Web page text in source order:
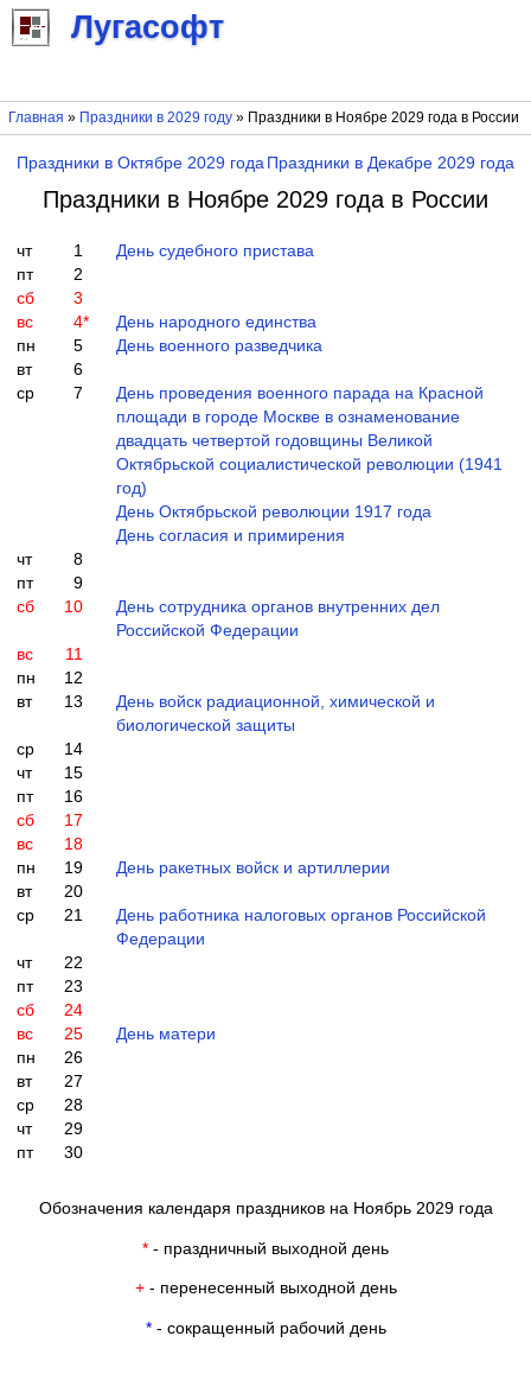
Лугасофт
Главная » Праздники в 2029 году» Праздники в Ноябре 2029 года в России
Праздники в Октябре 2029 года Праздники в Декабре 2029 года
Праздники в Ноябре 2029 года в России
чт 1
День судебного пристава
пт
2
сб
3
вс
4*
День народного единства
пн
5
День военного разведчика
вт
6
ср
7
День проведения военного парада на Красной
площади в городе Москве в ознаменование
двадцать четвертой годовщины Великой
Октябрьской социалистической революции (1941
год)
День Октябрьской революции 1917 года
День согласия и примирения
чт
8
пт
9
сб
10
День сотрудника органов внутренних дел
Российской Федерации
вс
11
пн
12
вт
13
День войск радиационной, химической и
биологической защиты
ср
14
чт
15
пт
16
сб
17
вс
18
пн
19
День ракетных войск и артиллерии
вт
20
ср
21
День работника налоговых органов Российской
Федерации
чт
22
пт
23
сб
24
вс
25
День матери
пн
26
вт
27
ср
28
чт
29
пт
30
Обозначения календаря праздников на Ноябрь 2029 года
* - праздничный выходной день
+- перенесенный выходной день
*- сокращенный рабочий день